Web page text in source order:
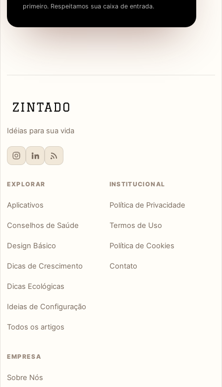
primeiro. Respeitamos sua caixa de entrada.
Idéias para sua vida
EXPLORAR
Aplicativos
Conselhos de Saúde
Design Básico
Dicas de Crescimento
Dicas Ecológicas
Ideias de Configuração
Todos os artigos
INSTITUCIONAL
Política de Privacidade
Termos de Uso
Política de Cookies
Contato
EMPRESA
Sobre Nós